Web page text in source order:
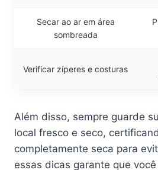
Secar ao ar em área
sombreada
Verificar zíperes e costuras
Além disso, sempre guarde
local fresco e seco,
completamente seca para
essas dicas garante que